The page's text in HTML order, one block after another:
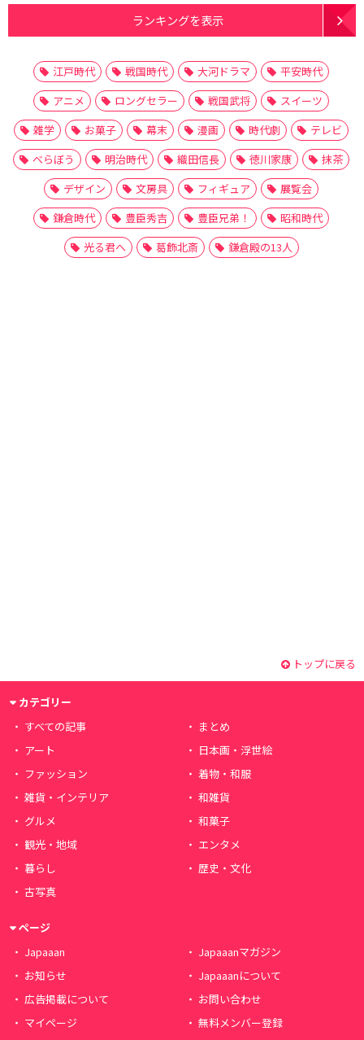
ランキングを表示
江戸時代 戦国時代 大河ドラマ
平安時代
アニメ
ロングセラー 戦国武将
スイーツ
雑学
お菓子 幕末 漫画 時代劇
テレビ
べらぼう
明治時代 織田信長 徳川家康
抹茶
デザイン
文房具 フィギュア
展覧会
鎌倉時代
豊臣秀吉 豊臣兄弟！
昭和時代
光る君へ
葛飾北斎 鎌倉殿の13人
トップに戻る
カテゴリー
すべての記事
まとめ
アート
日本画・浮世絵
ファッション
着物・和服
雑貨・インテリア
和雑貨
グルメ
和菓子
観光・地域
エンタメ
暮らし
歴史・文化
古写真
ページ
Japaaan
Japaaanマガジン
お知らせ
Japaaanについて
広告掲載について
お問い合わせ
マイページ
無料メンバー登録